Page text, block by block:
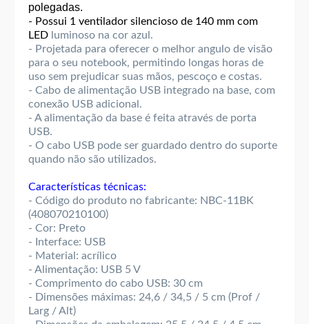
polegadas.
- Possui 1 ventilador silencioso de 140 mm com
LED luminoso na cor azul.
- Projetada para oferecer o melhor angulo de visão
para o seu notebook, permitindo longas horas de
uso sem prejudicar suas mãos, pescoço e costas.
- Cabo de alimentação USB integrado na base, com
conexão USB adicional.
- A alimentação da base é feita através de porta
USB.
- O cabo USB pode ser guardado dentro do suporte
quando não são utilizados.
Características técnicas:
- Código do produto no fabricante: NBC-11BK
(408070210100)
- Cor: Preto
- Interface: USB
- Material: acrílico
- Alimentação: USB 5 V
- Comprimento do cabo USB: 30 cm
- Dimensões máximas: 24,6 / 34,5 / 5 cm (Prof /
Larg / Alt)